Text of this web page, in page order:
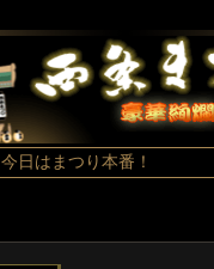
今日はまつり本番！